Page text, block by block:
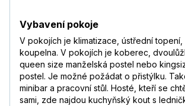
Vybavení pokoje
V pokojích je klimatizace, ústřední topení,
koupelna. V pokojích je koberec,
queen size manželská postel nebo
postel. Je možné požádat o přistýlku.
minibar a pracovní stůl. Hosté, kteří se
sami, zde najdou kuchyňský kout s